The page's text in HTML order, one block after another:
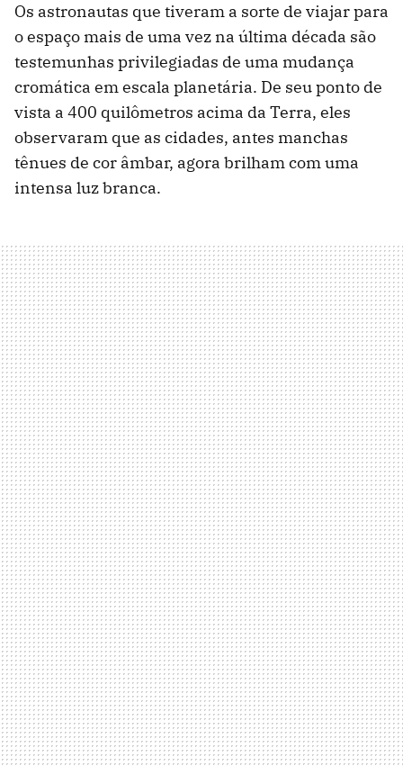
Os astronautas que tiveram a sorte de viajar para
o espaço mais de uma vez na última década são
testemunhas privilegiadas de uma mudança
cromática em escala planetária. De seu ponto de
vista a 400 quilômetros acima da Terra, eles
observaram que as cidades, antes manchas
tênues de cor âmbar, agora brilham com uma
intensa luz branca.